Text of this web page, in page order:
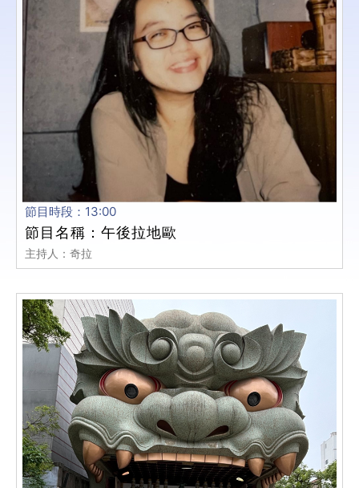
節目時段：13:00
節目名稱：午後拉地歐
主持人：奇拉